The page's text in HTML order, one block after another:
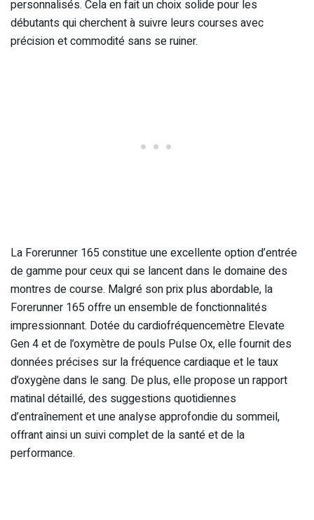
personnalisés. Cela en fait un choix solide pour les
débutants qui cherchent à suivre leurs courses avec
précision et commodité sans se ruiner.
La Forerunner 165 constitue une excellente option d’entrée
de gamme pour ceux qui se lancent dans le domaine des
montres de course. Malgré son prix plus abordable, la
Forerunner 165 offre un ensemble de fonctionnalités
impressionnant. Dotée du cardiofréquencemètre Elevate
Gen 4 et de l’oxymètre de pouls Pulse Ox, elle fournit des
données précises sur la fréquence cardiaque et le taux
d’oxygène dans le sang. De plus, elle propose un rapport
matinal détaillé, des suggestions quotidiennes
d’entraînement et une analyse approfondie du sommeil,
offrant ainsi un suivi complet de la santé et de la
performance.